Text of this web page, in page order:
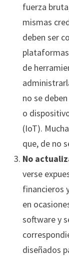
fuerza
mismas
deben ser
de
no se deben
o
(IoT).
que, de no
No
verse
financieros
en
software y
diseñados